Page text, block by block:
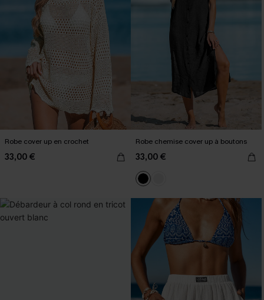
Robe cover up en crochet
33,00 €
Robe chemise cover up à boutons
33,00 €